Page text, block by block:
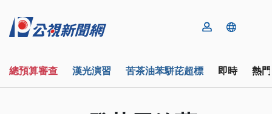
總預算審查 漢光演習 苦茶油苯駢芘超標 即時 熱